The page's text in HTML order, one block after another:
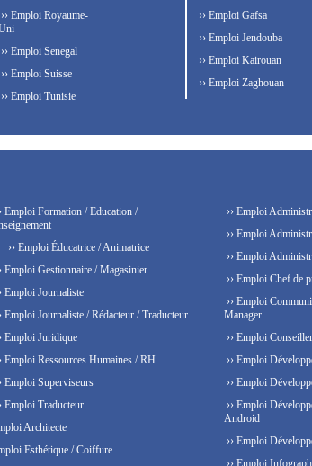
›› Emploi Royaume-
›› Emploi Senegal
›› Emploi Suisse
›› Emploi Tunisie
›› Emploi Gafsa
›› Emploi Jendouba
›› Emploi Kairouan
›› Emploi Zaghouan
Emploi Formation / Education /
›› Emploi Éducatrice / Animatrice
Emploi Gestionnaire / Magasinier
Emploi Journaliste
Emploi Journaliste / Rédacteur / Traducteur
Emploi Juridique
Emploi Ressources Humaines / RH
Emploi Superviseurs
Emploi Traducteur
Architecte
Esthétique / Coiffure
›› Emploi
›› Emploi
›› Emploi
›› Emploi Chef de
›› Emploi
Manager
›› Emploi
›› Emploi
›› Emploi
›› Emploi
Android
›› Emploi
›› Emploi